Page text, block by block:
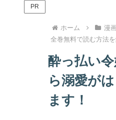
PR
ホーム 漫
全巻無料で読む方法を
酔っ払い
ら溺愛が
ます！